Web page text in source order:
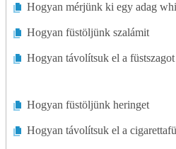
Hogyan mérjünk ki egy adag
Hogyan füstöljünk szalámit
Hogyan távolítsuk el a füstszagot
Hogyan füstöljünk heringet
Hogyan távolítsuk el a